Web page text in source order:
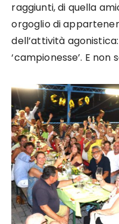
raggiunti, di quella
orgoglio di
dell’attività agonistica:
‘campionesse’. E non